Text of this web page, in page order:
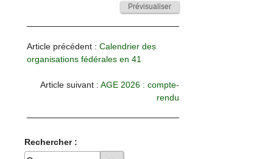
Article précédent :Calendrier des
organisations fédérales en 41
Article suivant : AGE 2026 : compte-
rendu
Rechercher :